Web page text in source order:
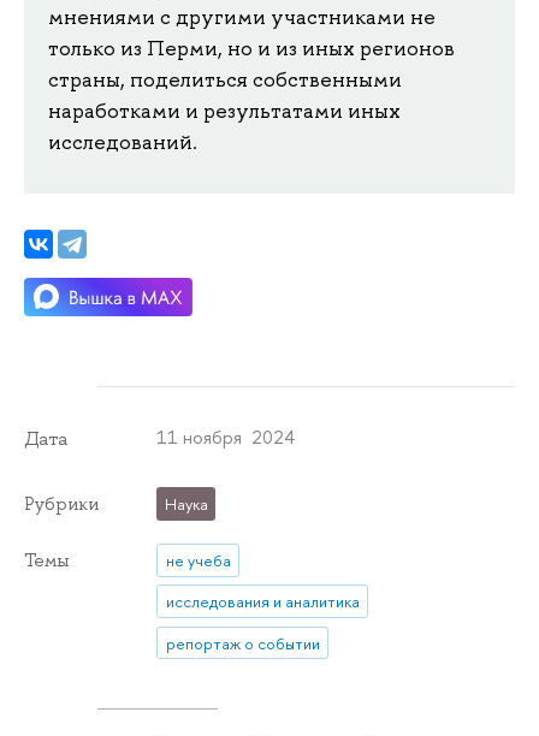
мнениями с другими участниками не
только из Перми, но и из иных регионов
страны, поделиться собственными
наработками и результатами иных
исследований.
Дата 11 ноября 2024
Рубрики Наука
Темы
не учеба
исследования и аналитика
репортаж о событии